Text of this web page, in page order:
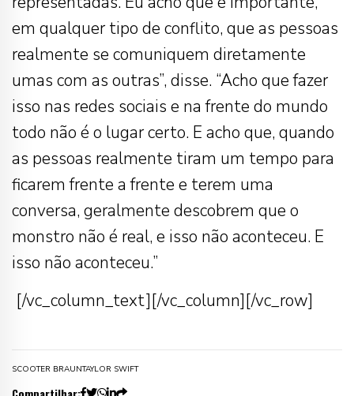
em qualquer tipo de conflito, que as pessoas
realmente se comuniquem diretamente
umas com as outras”, disse. “Acho que fazer
isso nas redes sociais e na frente do mundo
todo não é o lugar certo. E acho que, quando
as pessoas realmente tiram um tempo para
ficarem frente a frente e terem uma
conversa, geralmente descobrem que o
monstro não é real, e isso não aconteceu. E
isso não aconteceu.”
[/vc_column_text][/vc_column][/vc_row]
SCOOTER BRAUNTAYLOR SWIFT